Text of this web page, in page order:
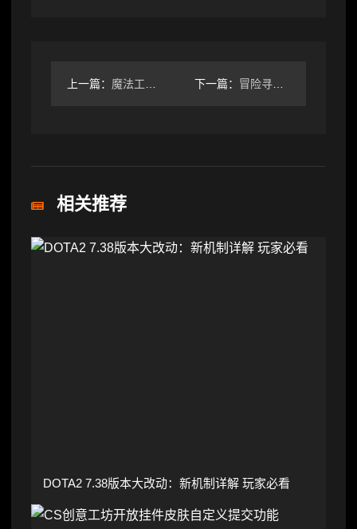
上一篇： 魔法工艺魔法工艺 全遗物图鉴① 下一篇： 冒险寻宝然后打败魔王趁炸服正好发下刚玩的心得。
相关推荐
DOTA2 7.38版本大改动：新机制详解 玩家必看